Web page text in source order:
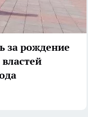
за рождение